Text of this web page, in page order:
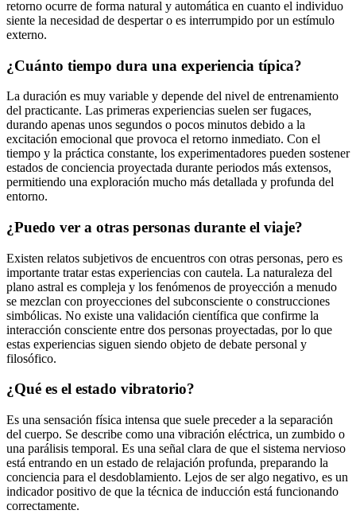
retorno ocurre de forma natural y automática en cuanto el individuo
siente la necesidad de despertar o es interrumpido por un estímulo
externo.
¿Cuánto tiempo dura una experiencia típica?
La duración es muy variable y depende del nivel de entrenamiento
del practicante. Las primeras experiencias suelen ser fugaces,
durando apenas unos segundos o pocos minutos debido a la
excitación emocional que provoca el retorno inmediato. Con el
tiempo y la práctica constante, los experimentadores pueden sostener
estados de conciencia proyectada durante periodos más extensos,
permitiendo una exploración mucho más detallada y profunda del
entorno.
¿Puedo ver a otras personas durante el viaje?
Existen relatos subjetivos de encuentros con otras personas, pero es
importante tratar estas experiencias con cautela. La naturaleza del
plano astral es compleja y los fenómenos de proyección a menudo
se mezclan con proyecciones del subconsciente o construcciones
simbólicas. No existe una validación científica que confirme la
interacción consciente entre dos personas proyectadas, por lo que
estas experiencias siguen siendo objeto de debate personal y
filosófico.
¿Qué es el estado vibratorio?
Es una sensación física intensa que suele preceder a la separación
del cuerpo. Se describe como una vibración eléctrica, un zumbido o
una parálisis temporal. Es una señal clara de que el sistema nervioso
está entrando en un estado de relajación profunda, preparando la
conciencia para el desdoblamiento. Lejos de ser algo negativo, es un
indicador positivo de que la técnica de inducción está funcionando
correctamente.